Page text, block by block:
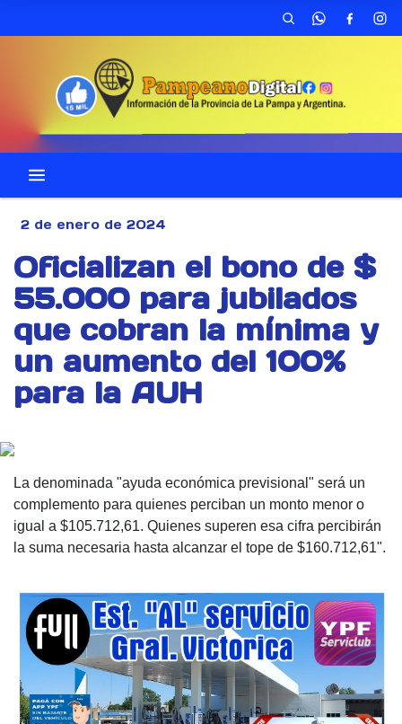
2 de enero de 2024
Oficializan el bono de $
55.000 para jubilados
que cobran la mínima y
un aumento del 100%
para la AUH
La denominada "ayuda económica previsional" será un
complemento para quienes perciban un monto menor o
igual a $105.712,61. Quienes superen esa cifra percibirán
la suma necesaria hasta alcanzar el tope de $160.712,61".